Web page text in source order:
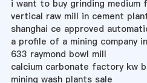
i want to buy grinding medium
vertical raw mill in cement
shanghai ce approved
a profile of a mining company
633 raymond bowl mill
calcium carbonate factory kw
mining wash plants sale